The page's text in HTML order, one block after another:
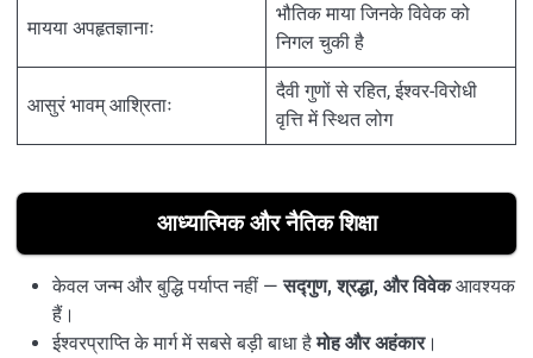
मायया अपहृतज्ञानाः
भौतिक माया जिनके विवेक को
निगल चुकी है
आसुरं भावम् आश्रिताः
दैवी गुणों से रहित, ईश्वर-विरोधी
वृत्ति में स्थित लोग
आध्यात्मिक और नैतिक शिक्षा
केवल जन्म और बुद्धि पर्याप्त नहीं —सद्गुण, श्रद्धा, और विवेकआवश्यक
हैं।
ईश्वरप्राप्ति के मार्ग में सबसे बड़ी बाधा हैमोह और अहंकार।